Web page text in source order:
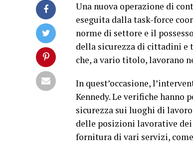
Una nuova operazione di
eseguita dalla task-force
norme di settore e il
della sicurezza di cittadini e
che, a vario titolo, lavorano
In quest’occasione,
Kennedy. Le verifiche hanno
sicurezza sui luoghi di
delle posizioni lavorative
fornitura di vari servizi,